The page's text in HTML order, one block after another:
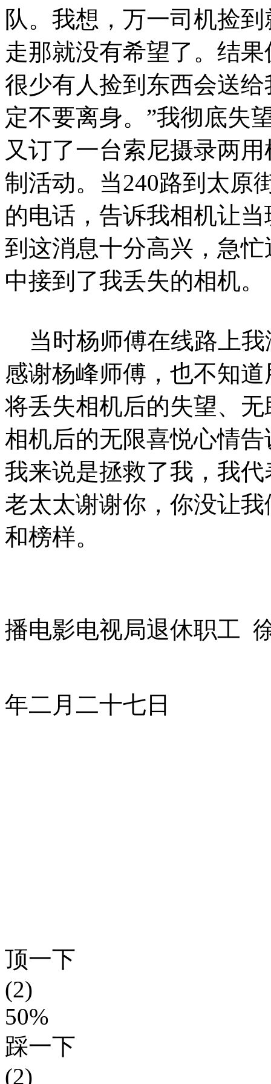
队。我想，万一司机捡
走那就没有希望了。结
很少有人捡到东西会送
定不要离身。”我彻底失
又订了一台索尼摄录两
制活动。当240路到太原
的电话，告诉我相机让
到这消息十分高兴，急
中接到了我丢失的相机。
当时杨师傅在线路上我
感谢杨峰师傅，也不知
将丢失相机后的失望、
相机后的无限喜悦心情
我来说是拯救了我，我
老太太谢谢你，你没让
和榜样。
播电影电视局退休职工
年二月二十七日
顶一下
(2)
50%
踩一下
(2)